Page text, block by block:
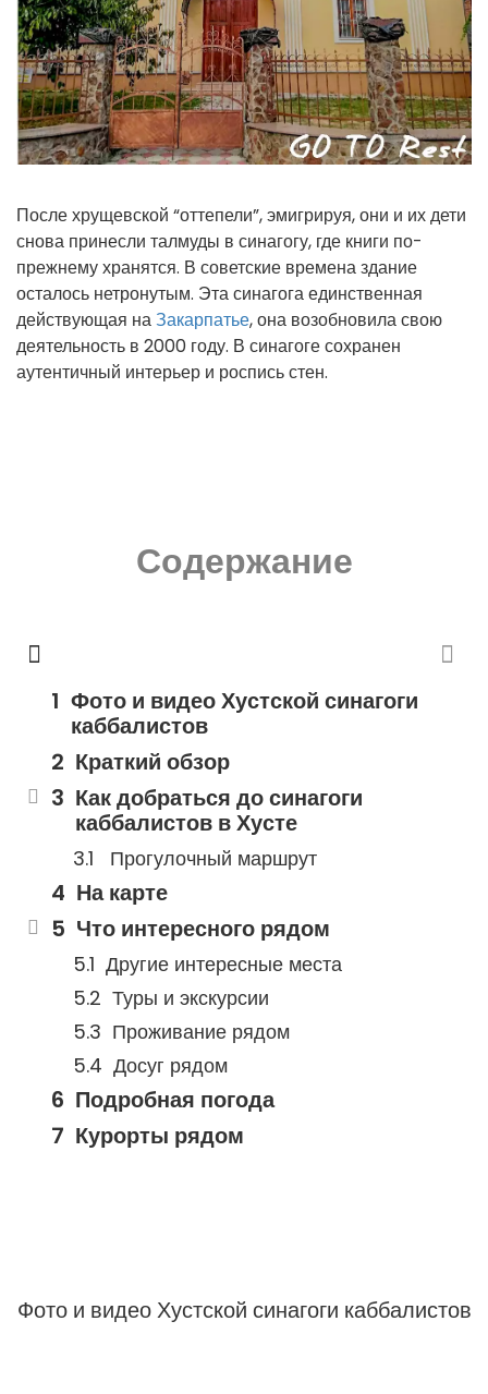
После хрущевской “оттепели”, эмигрируя, они и их дети
снова принесли талмуды в синагогу, где книги по-
прежнему хранятся. В советские времена здание
осталось нетронутым. Эта синагога единственная
действующая наЗакарпатье, она возобновила свою
деятельность в 2000 году. В синагоге сохранен
аутентичный интерьер и роспись стен.
Содержание
Фото и видео Хустской синагоги
каббалистов
Краткий обзор
Как добраться до синагоги
каббалистов в Хусте
Прогулочный маршрут
На карте
Что интересного рядом
Другие интересные места
Туры и экскурсии
Проживание рядом
Досуг рядом
Подробная погода
Курорты рядом
Фото и видео Хустской синагоги каббалистов